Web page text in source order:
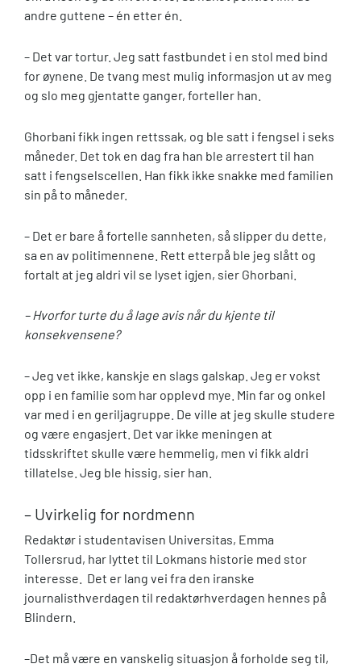
andre guttene – én etter én.
– Det var tortur. Jeg satt fastbundet i en stol med bind
for øynene. De tvang mest mulig informasjon ut av meg
og slo meg gjentatte ganger, forteller han.
Ghorbani fikk ingen rettssak, og ble satt i fengsel i seks
måneder. Det tok en dag fra han ble arrestert til han
satt i fengselscellen. Han fikk ikke snakke med familien
sin på to måneder.
– Det er bare å fortelle sannheten, så slipper du dette,
sa en av politimennene. Rett etterpå ble jeg slått og
fortalt at jeg aldri vil se lyset igjen, sier Ghorbani.
– Hvorfor turte du å lage avis når du kjente til
konsekvensene?
– Jeg vet ikke, kanskje en slags galskap. Jeg er vokst
opp i en familie som har opplevd mye. Min far og onkel
var med i en geriljagruppe. De ville at jeg skulle studere
og være engasjert. Det var ikke meningen at
tidsskriftet skulle være hemmelig, men vi fikk aldri
tillatelse. Jeg ble hissig, sier han.
– ­Uvirkelig for nordmenn
Redaktør i studentavisen Universitas, Emma
Tollersrud, har lyttet til Lokmans historie med stor
interesse. Det er lang vei fra den iranske
journalisthverdagen til redaktørhverdagen hennes på
Blindern.
–Det må være en vanskelig situasjon å forholde seg til,